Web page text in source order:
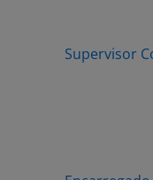
Supervisor